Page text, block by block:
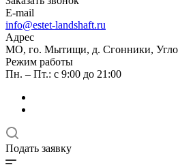
E-mail
info@estet-landshaft.ru
Адрес
МО, го. Мытищи, д. Сгонники,
Режим работы
Пн. – Пт.: с 9:00 до 21:00
Подать заявку